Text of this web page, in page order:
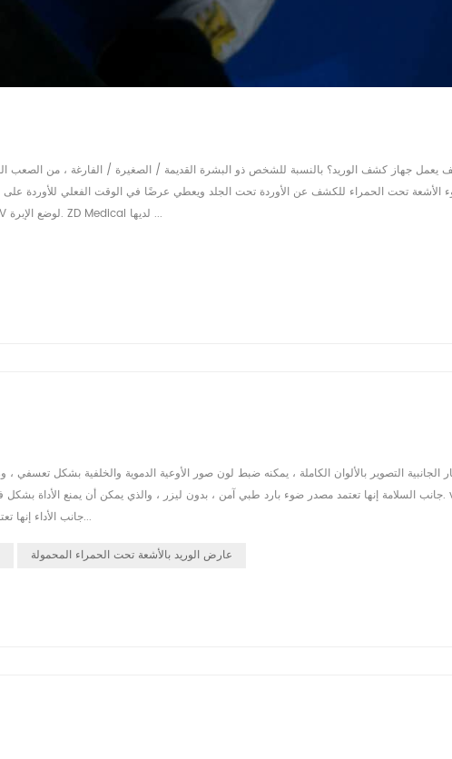
يعمل جهاز كشف الوريد؟ بالنسبة للشخص ذو البشرة القديمة / الصغيرة / الفارغة ، من الصعب
للممرضة والطبيب رؤية الأوعية الدموية بسهولة والعثور على مواقع IV لوضع الإبرة. ZD Medical لديها ...
جانب الأداء إنها تعتمد تقنية متقدمة حاصلة على براءة اختراع ونظام مساعد جديد لاكتس...
عارض الوريد بالأشعة تحت الحمراء المحمولة